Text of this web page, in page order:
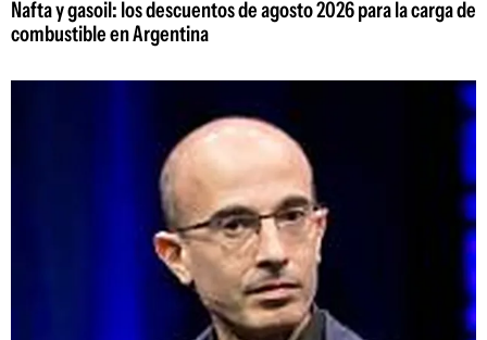
Nafta y gasoil: los descuentos de agosto 2026 para la carga de
combustible en Argentina